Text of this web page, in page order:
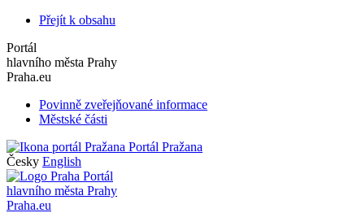
Přejít k obsahu
Portál
hlavního města Prahy
Praha.eu
Povinně zveřejňované informace
Městské části
Portál Pražana
Česky English
Portál
hlavního města Prahy
Praha.eu